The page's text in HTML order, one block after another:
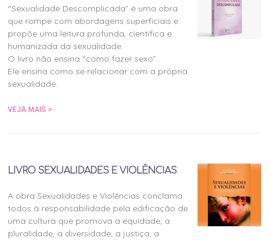
“Sexualidade Descomplicada” é uma obra
que rompe com abordagens superficiais e
propõe uma leitura profunda, científica e
humanizada da sexualidade.
O livro não ensina “como fazer sexo”.
Ele ensina como se relacionar com a própria
sexualidade.
VEJA MAIS >
LIVRO SEXUALIDADES E VIOLÊNCIAS
A obra Sexualidades e Violências conclama
todos à responsabilidade pela edificação de
uma cultura que promova a equidade, a
pluralidade, a diversidade, a justiça, a